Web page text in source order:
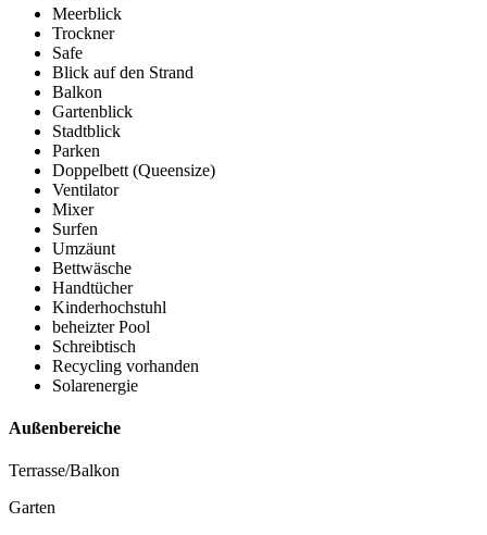
Meerblick
Trockner
Safe
Blick auf den Strand
Balkon
Gartenblick
Stadtblick
Parken
Doppelbett (Queensize)
Ventilator
Mixer
Surfen
Umzäunt
Bettwäsche
Handtücher
Kinderhochstuhl
beheizter Pool
Schreibtisch
Recycling vorhanden
Solarenergie
Außenbereiche
Terrasse/Balkon
Garten